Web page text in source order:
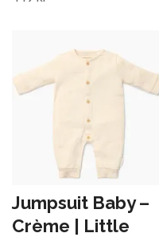
Jumpsuit Baby –
Crème | Little